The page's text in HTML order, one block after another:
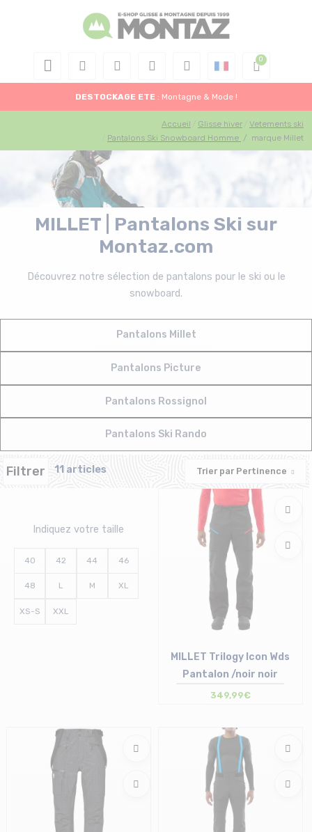
DESTOCKAGE ETE : Montagne & Mode !
Accueil Glisse hiver
Vetements ski
Pantalons Ski Snowboard Homme / marque Millet
MILLET | Pantalons Ski sur
Montaz.com
Découvrez notre sélection de pantalons pour le ski ou le
snowboard.
Pantalons Millet
Pantalons Picture
Pantalons Rossignol
Pantalons Ski Rando
Filtrer 11 articles Trier par Pertinence
Indiquez votre taille
40 42 44 46
48 L M XL
XS-S XXL
S | M | L
MILLET Trilogy Icon Wds
Pantalon /noir noir
349,99€